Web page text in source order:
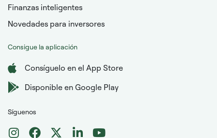
Finanzas inteligentes
Novedades para inversores
Consigue la aplicación
Consíguelo en el App Store
Disponible en Google Play
Síguenos